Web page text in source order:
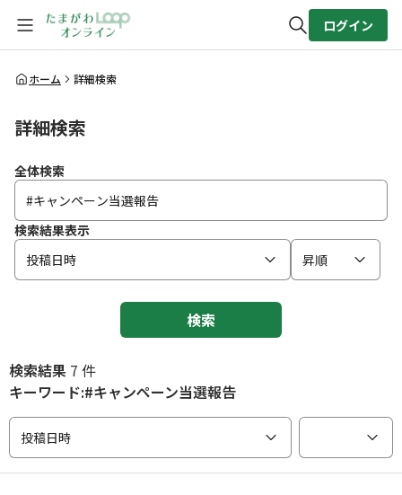
全体検索
ログイン
ホーム 詳細検索
詳細検索
全体検索
検索結果表示
投稿日時
昇順
検索
検索結果 7 件
キーワード:#キャンペーン当選報告
投稿日時